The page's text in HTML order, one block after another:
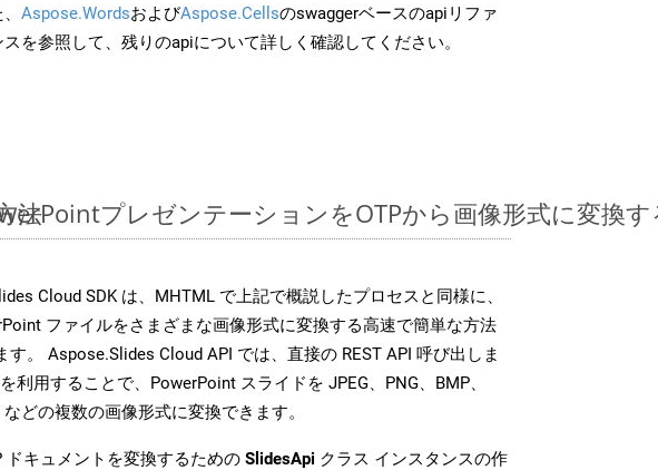
Aspose.WordsおよびAspose.Cellsのswaggerベースのapiリファ
スを参照して、残りのapiについて詳しく確認してください。
法 プレゼンテーションをOTPから画像形式に変換
Cloud SDK は、MHTML で上記で概説したプロセスと同様に、
ファイルをさまざまな画像形式に変換する高速で簡単な方法
す。 Aspose.Slides Cloud API では、直接の REST API 呼び出しま
利用することで、PowerPoint スライドを JPEG、PNG、BMP、
などの複数の画像形式に変換できます。
ドキュメントを変換するための SlidesApi クラス インスタンスの作